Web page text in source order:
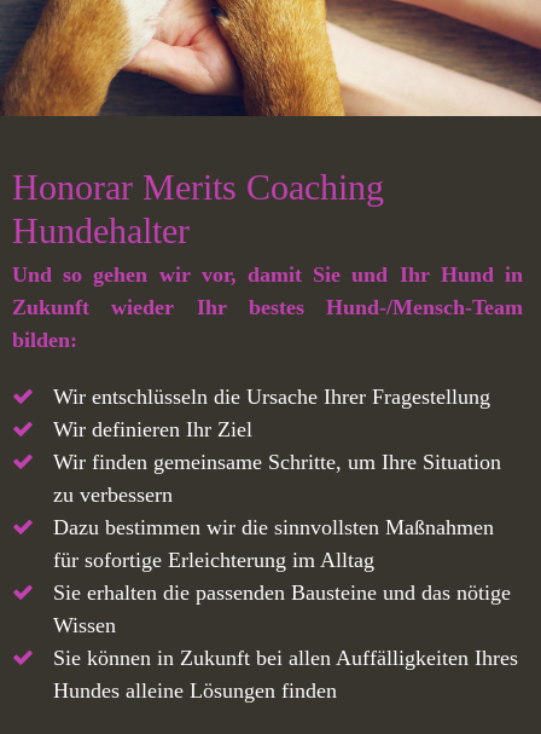
Honorar Merits Coaching
Hundehalter
Und so gehen wir vor, damit Sie und Ihr Hund in
Zukunft wieder Ihr bestes Hund-/Mensch-Team
bilden:
Wir entschlüsseln die Ursache Ihrer Fragestellung
Wir definieren Ihr Ziel
Wir finden gemeinsame Schritte, um Ihre Situation
zu verbessern
Dazu bestimmen wir die sinnvollsten Maßnahmen
für sofortige Erleichterung im Alltag
Sie erhalten die passenden Bausteine und das nötige
Wissen
Sie können in Zukunft bei allen Auffälligkeiten Ihres
Hundes alleine Lösungen finden